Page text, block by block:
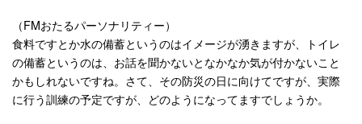
（FMおたるパーソナリティー）
食料ですとか水の備蓄というのはイメージが湧きますが、トイレ
の備蓄というのは、お話を聞かないとなかなか気が付かないこと
かもしれないですね。さて、その防災の日に向けてですが、実際
に行う訓練の予定ですが、どのようになってますでしょうか。